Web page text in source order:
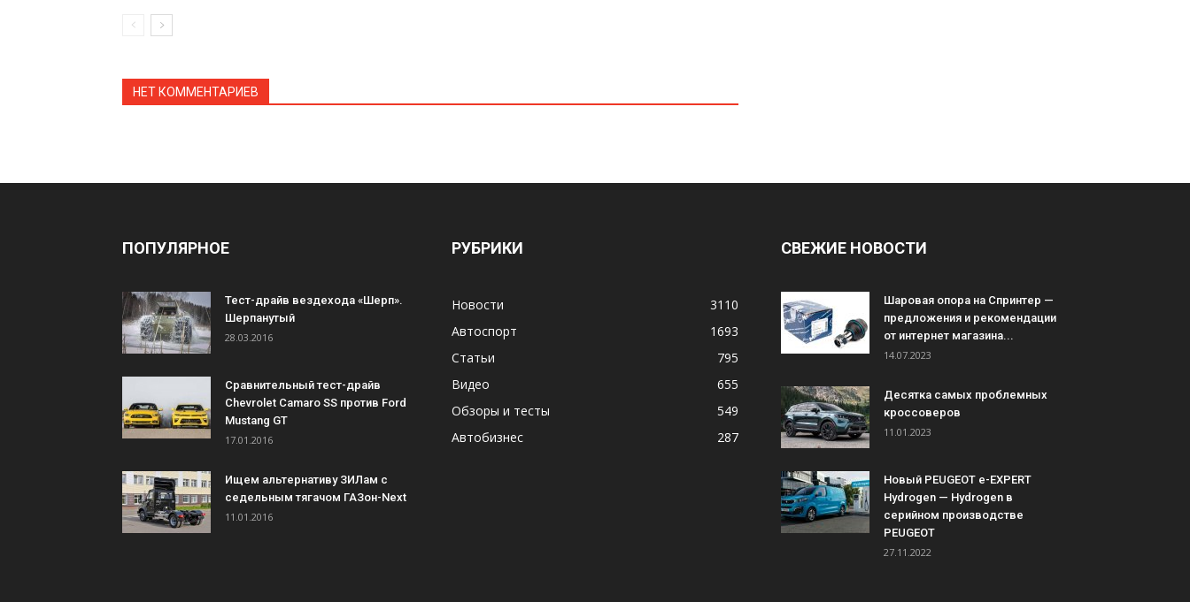
НЕТ КОММЕНТАРИЕВ
ПОПУЛЯРНОЕ
Тест-драйв вездехода «Шерп».
Шерпанутый
28.03.2016
Сравнительный тест-драйв
Chevrolet Camaro SS против Ford
Mustang GT
17.01.2016
Ищем альтернативу ЗИЛам с
седельным тягачом ГАЗон-Next
11.01.2016
РУБРИКИ
Новости
3110
Автоспорт
1693
Статьи
795
Видео
655
Обзоры и тесты
549
Автобизнес
287
СВЕЖИЕ НОВОСТИ
Шаровая опора на Спринтер —
предложения и рекомендации
от интернет магазина...
14.07.2023
Десятка самых проблемных
кроссоверов
11.01.2023
Новый PEUGEOT e-EXPERT
Hydrogen — Hydrogen в
серийном производстве
PEUGEOT
27.11.2022